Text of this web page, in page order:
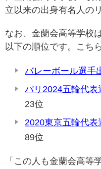
立以来の出身有名人の
なお、金蘭会高等学校
以下の順位です。こち
バレーボール選手
パリ2024五輪代
23位
2020東京五輪代
89位
「この人も金蘭会高等